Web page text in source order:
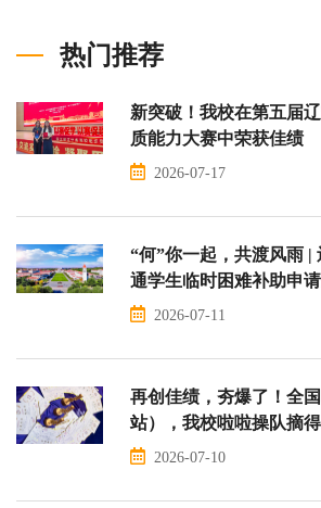
热门推荐
新突破！我校在第五届
质能力大赛中荣获佳绩
2026-07-17
“何”你一起，共渡风雨 |
通学生临时困难补助申
2026-07-11
再创佳绩，夯爆了！全
站），我校啦啦操队摘
2026-07-10